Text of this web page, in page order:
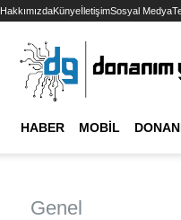
HakkımızdaKünyeİletişimSosyal Medya
HABER MOBIL
Genel